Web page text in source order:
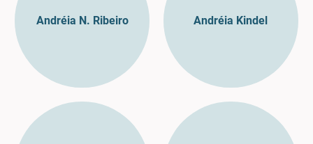
Andréia N. Ribeiro Andréia Kindel